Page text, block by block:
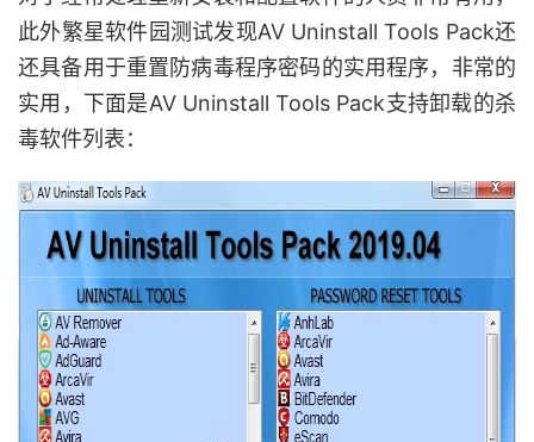
此外繁星软件园测试发现AV Uninstall Tools Pack还
还具备用于重置防病毒程序密码的实用程序，非常的
实用，下面是AV Uninstall Tools Pack支持卸载的杀
毒软件列表：